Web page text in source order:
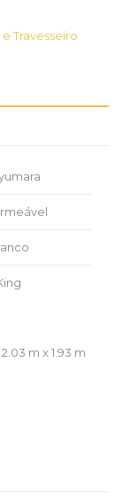
Travesseiro
2.03 m x 1.93 m